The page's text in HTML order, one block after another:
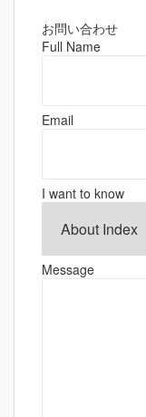
お問い合わせ
Full Name
Email
I want to know
Message